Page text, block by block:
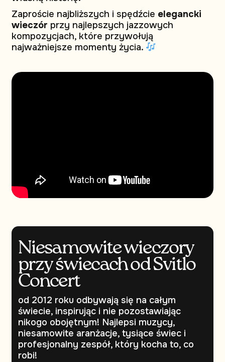
Zaproście najbliższych i spędźcie elegancki
wieczór przy najlepszych jazzowych
kompozycjach, które przywołują
najważniejsze momenty życia.
Niesamowite wieczory
przy świecach od Svitlo
Concert
od 2012 roku odbywają się na całym
świecie, inspirując i nie pozostawiając
nikogo obojętnym! Najlepsi muzycy,
niesamowite aranżacje, tysiące świec i
profesjonalny zespół, który kocha to, co
robi!